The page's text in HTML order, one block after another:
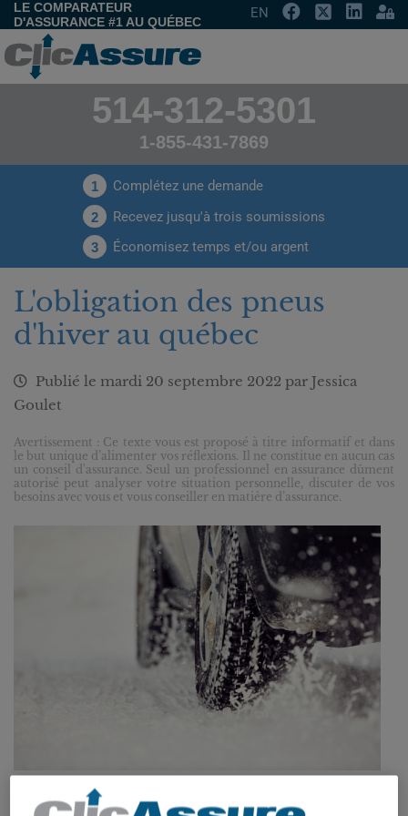
LE COMPARATEUR
D'ASSURANCE #1 AU QUÉBEC
EN
514-312-5301
1-855-431-7869
1 Complétez une demande
2 Recevez jusqu'à trois soumissions
3 Économisez temps et/ou argent
L'obligation des pneus
d'hiver au québec
Publié le mardi 20 septembre 2022 par Jessica
Goulet
Avertissement : Ce texte vous est proposé à titre informatif et dans
le but unique d’alimenter vos réflexions. Il ne constitue en aucun cas
un conseil d'assurance. Seul un professionnel en assurance dûment
autorisé peut analyser votre situation personnelle, discuter de vos
besoins avec vous et vous conseiller en matière d’assurance.
Mettez vos pneus d’hiver, c’est la loi !